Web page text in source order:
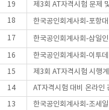
19 제3회 AT자격시험 문제
18 한국공인회계사회-포항
17 한국공인회계사회-삼일
16 한국공인회계사회-이투
15 제3회 AT자격시험 시행
14 AT자격시험 대비 온라인
13 한국공인회계사회-조세